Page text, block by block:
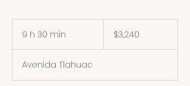
9 h 30 min
3
0
pesos
mexicanos
$3,240
Avenida Tlahuac